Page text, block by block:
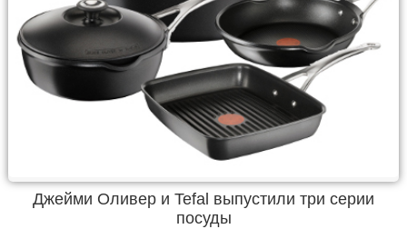
Джейми Оливер и Tefal выпустили три серии
посуды